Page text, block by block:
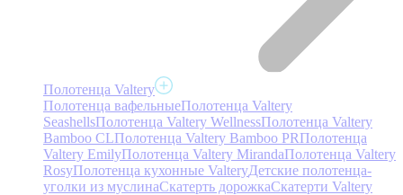
Полотенца Valtery
Полотенца вафельныеПолотенца Valtery
SeashellsПолотенца Valtery WellnessПолотенца Valtery
Bamboo CLПолотенца Valtery Bamboo PRПолотенца
Valtery EmilyПолотенца Valtery MirandaПолотенца Valtery
RosyПолотенца кухонные ValteryДетские полотенца-
уголки из муслинаСкатерть дорожкаСкатерти Valtery